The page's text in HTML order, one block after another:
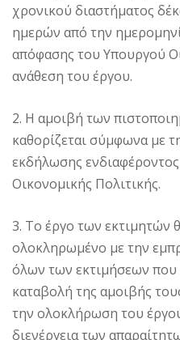
χρονικού διαστήματος
ημερών από την
απόφασης του Υπουργού
ανάθεση του έργου.
2. Η αμοιβή των
καθορίζεται σύμφωνα με
εκδήλωσης
Οικονομικής Πολιτικής.
3. Tο έργο των εκτιμητών
ολοκληρωμένο με την
όλων των εκτιμήσεων που
καταβολή της αμοιβής
την ολοκλήρωση του
διενέργεια των